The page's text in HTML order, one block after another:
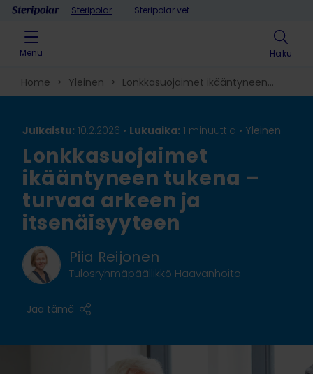
Skip to contentSteripolar Steripolar vet
Menu Haku
Home > Yleinen > Lonkkasuojaimet ikääntyneen
tukena – turvaa arkeen ja itsenäisyyteen
Julkaistu: 10.2.2026 • Lukuaika: 1 minuuttia • Yleinen
Lonkkasuojaimet
ikääntyneen tukena –
turvaa arkeen ja
itsenäisyyteen
Piia Reijonen
Tulosryhmäpäällikkö Haavanhoito
Jaa tämä